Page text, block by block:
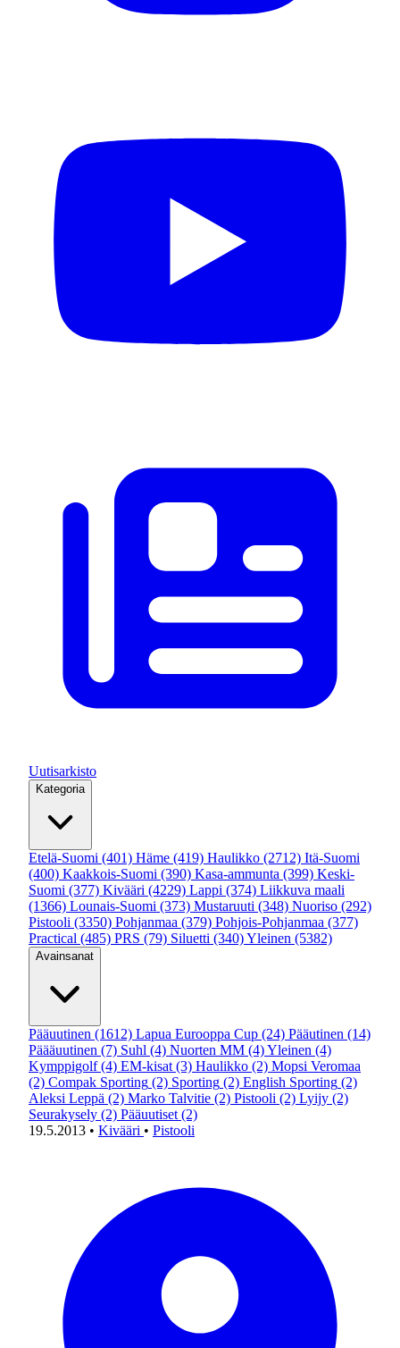
Uutisarkisto
Kategoria
Etelä-Suomi (401) Häme (419) Haulikko (2712) Itä-Suomi
(400) Kaakkois-Suomi (390) Kasa-ammunta (399) Keski-
Suomi (377) Kivääri (4229) Lappi (374) Liikkuva maali
(1366) Lounais-Suomi (373) Mustaruuti (348) Nuoriso (292)
Pistooli (3350) Pohjanmaa (379) Pohjois-Pohjanmaa (377)
Practical (485) PRS (79) Siluetti (340)Yleinen (5382)
Avainsanat
Pääuutinen (1612) Lapua Eurooppa Cup (24) Pääutinen (14)
Päääuutinen (7) Suhl (4) Nuorten MM (4)Yleinen (4)
Kymppigolf (4) EM-kisat (3) Haulikko (2) Mopsi Veromaa
(2) Compak Sporting (2) Sporting (2) English Sporting (2)
Aleksi Leppä (2) Marko Talvitie (2) Pistooli (2) Lyijy (2)
Seurakysely (2) Pääuutiset (2)
19.5.2013 • Kivääri • Pistooli